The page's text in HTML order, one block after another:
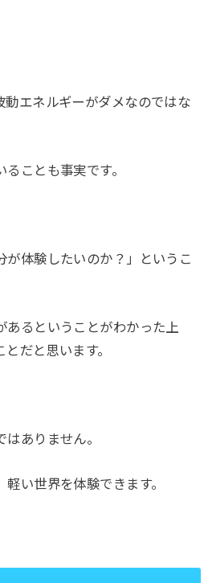
動エネルギーがダメなのではな
ことも事実です。
が体験したいのか？」というこ
あるということがわかった上
だと思います。
ありません。
い世界を体験できます。